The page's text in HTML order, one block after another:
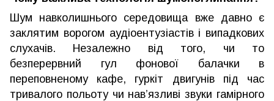
Шум навколишнього середовища вже давно є
заклятим ворогом аудіоентузіастів і випадкових
слухачів. Незалежно від того, чи то
безперервний гул фонової балачки в
переповненому кафе, гуркіт двигунів під час
тривалого польоту чи нав’язливі звуки гамірного